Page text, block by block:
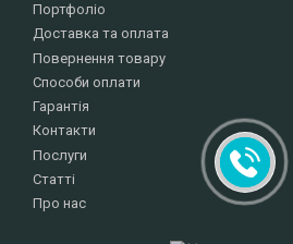
Портфоліо
Доставка та оплата
Повернення товару
Способи оплати
Гарантія
Контакти
Послуги
Статті
Про нас